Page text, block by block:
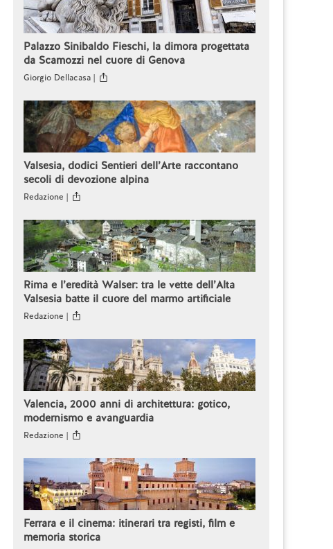
Palazzo Sinibaldo Fieschi, la dimora progettata
da Scamozzi nel cuore di Genova
Giorgio Dellacasa |
Valsesia, dodici Sentieri dell’Arte raccontano
secoli di devozione alpina
Redazione |
Rima e l’eredità Walser: tra le vette dell’Alta
Valsesia batte il cuore del marmo artificiale
Redazione |
Valencia, 2000 anni di architettura: gotico,
modernismo e avanguardia
Redazione |
Ferrara e il cinema: itinerari tra registi, film e
memoria storica